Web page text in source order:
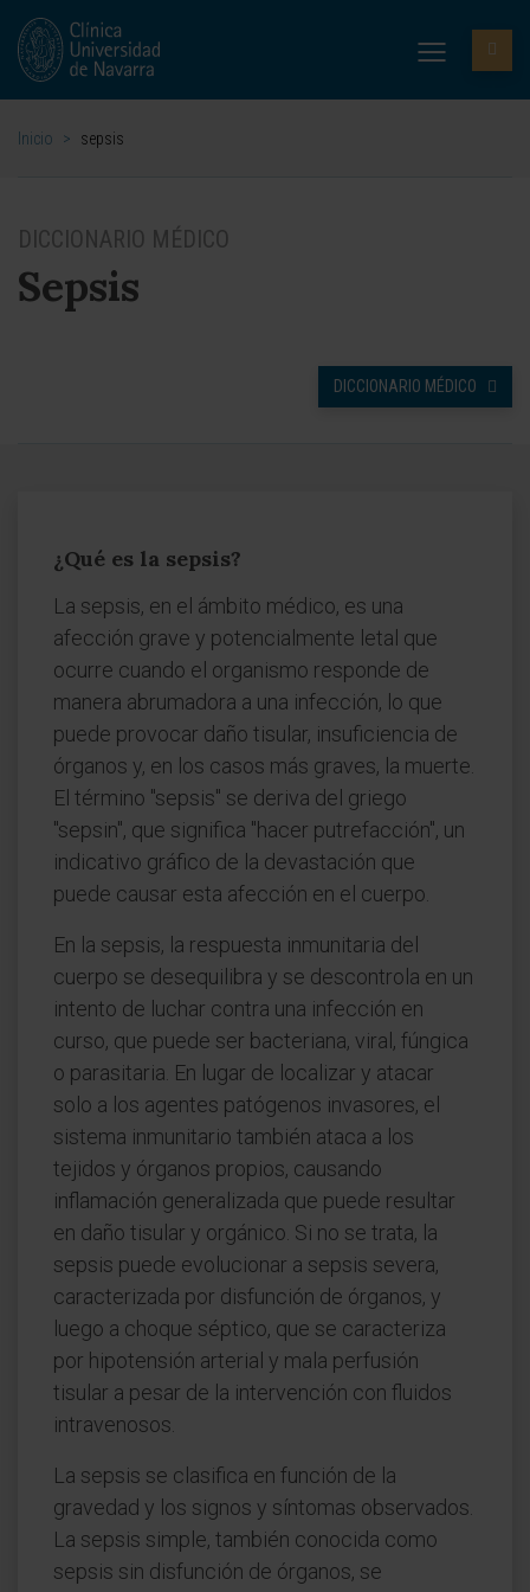
Inicio > sepsis
DICCIONARIO MÉDICO
Sepsis
DICCIONARIO MÉDICO
¿Qué es la sepsis?
La sepsis, en el ámbito médico, es una
afección grave y potencialmente letal que
ocurre cuando el organismo responde de
manera abrumadora a una infección, lo que
puede provocar daño tisular, insuficiencia de
órganos y, en los casos más graves, la muerte.
El término "sepsis" se deriva del griego
"sepsin", que significa "hacer putrefacción", un
indicativo gráfico de la devastación que
puede causar esta afección en el cuerpo.
En la sepsis, la respuesta inmunitaria del
cuerpo se desequilibra y se descontrola en un
intento de luchar contra una infección en
curso, que puede ser bacteriana, viral, fúngica
o parasitaria. En lugar de localizar y atacar
solo a los agentes patógenos invasores, el
sistema inmunitario también ataca a los
tejidos y órganos propios, causando
inflamación generalizada que puede resultar
en daño tisular y orgánico. Si no se trata, la
sepsis puede evolucionar a sepsis severa,
caracterizada por disfunción de órganos, y
luego a choque séptico, que se caracteriza
por hipotensión arterial y mala perfusión
tisular a pesar de la intervención con fluidos
intravenosos.
La sepsis se clasifica en función de la
gravedad y los signos y síntomas observados.
La sepsis simple, también conocida como
sepsis sin disfunción de órganos, se